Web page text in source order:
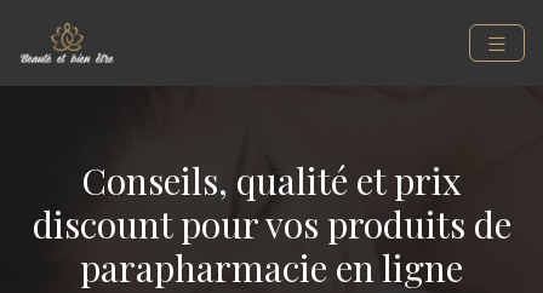
Conseils, qualité et prix
discount pour vos produits de
parapharmacie en ligne